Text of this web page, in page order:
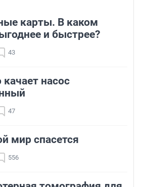
карты. В каком
и быстрее?
43
качает насос
47
мир спасется
556